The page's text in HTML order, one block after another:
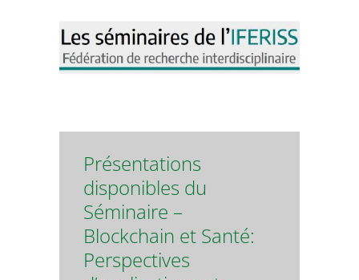
Présentations
disponibles du
Séminaire –
Blockchain et Santé:
Perspectives